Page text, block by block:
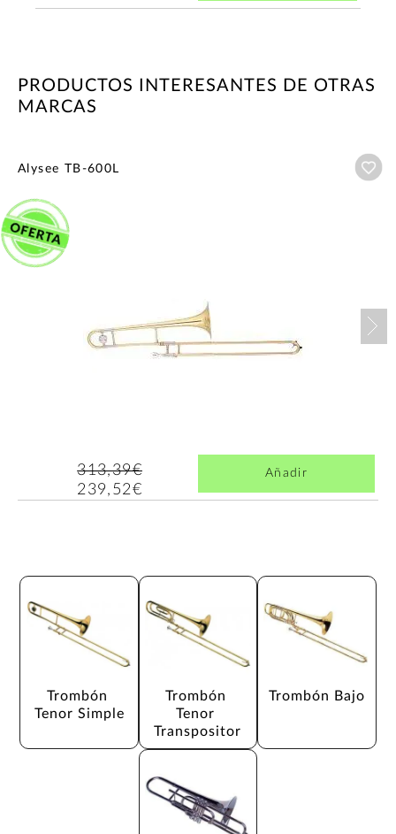
PRODUCTOS INTERESANTES DE OTRAS
MARCAS
Alysee TB-600L
313,39€
239,52€
Añadir
Trombón
Tenor Simple
Trombón
Tenor
Transpositor
Trombón Bajo